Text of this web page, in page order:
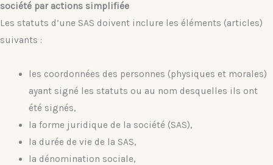
société par actions simplifiée
Les statuts d’une SAS doivent inclure les éléments (articles)
suivants :
les coordonnées des personnes (physiques et morales)
ayant signé les statuts ou au nom desquelles ils ont
été signés,
la forme juridique de la société (SAS),
la durée de vie de la SAS,
la dénomination sociale,